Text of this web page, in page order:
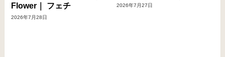
Flower｜ フェチ
2026年7月28日
2026年7月27日